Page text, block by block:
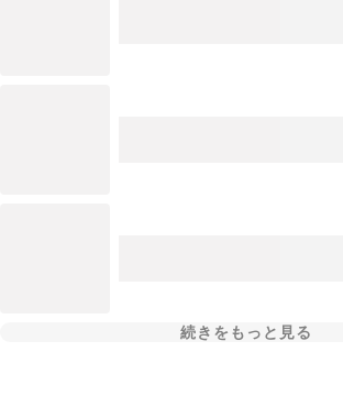
続きをもっと見る